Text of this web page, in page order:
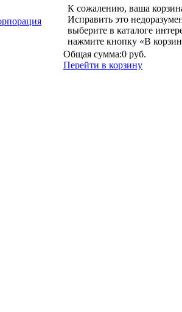
К сожалению, ваша
Исправить это
выберите в каталоге
нажмите кнопку «В
Общая сумма:0 руб.
Перейти в корзину